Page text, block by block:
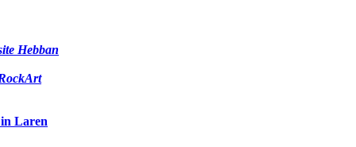
Hebban
in Laren